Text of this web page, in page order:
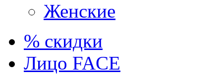
Женские
% скидки
Лицо FACE